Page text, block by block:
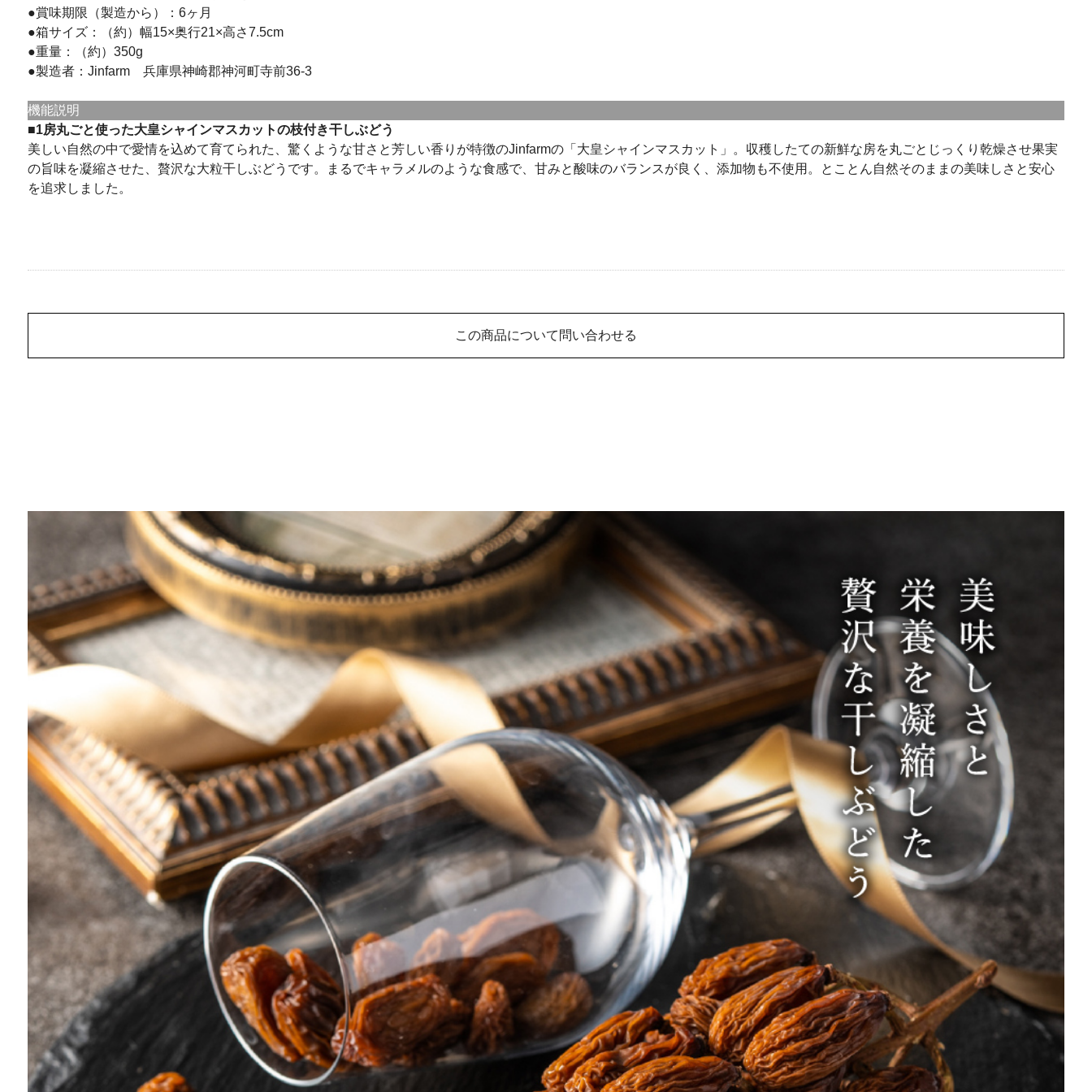
この商品について問い合わせる
●賞味期限（製造から）：6ヶ月
●箱サイズ：（約）幅15×奥行21×高さ7.5cm
●重量：（約）350g
●製造者：Jinfarm 兵庫県神崎郡神河町寺前36-3
機能説明
■1房丸ごと使った大皇シャインマスカットの枝付き干しぶどう
美しい自然の中で愛情を込めて育てられた、驚くような甘さと芳しい香りが特徴のJinfarmの「大皇シャインマスカット」。収穫したての新鮮な房を丸ごとじっくり乾燥させ果実
の旨味を凝縮させた、贅沢な大粒干しぶどうです。まるでキャラメルのような食感で、甘みと酸味のバランスが良く、添加物も不使用。とことん自然そのままの美味しさと安心
を追求しました。